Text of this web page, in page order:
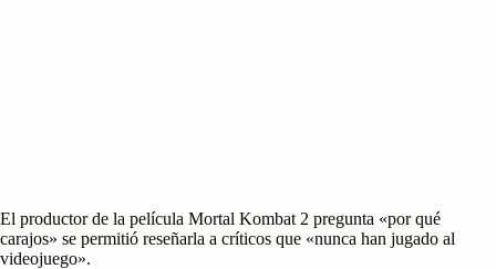
El productor de la película Mortal Kombat 2 pregunta «por qué
carajos» se permitió reseñarla a críticos que «nunca han jugado al
videojuego».